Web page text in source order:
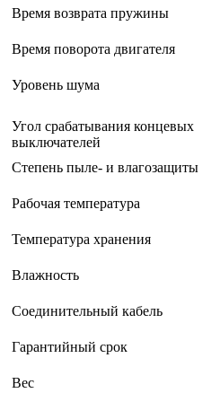
Время возврата пружины
Время поворота двигателя
Уровень шума
Угол срабатывания концевых
выключателей
Степень пыле- и влагозащиты
Рабочая температура
Температура хранения
Влажность
Соединительный кабель
Гарантийный срок
Вес